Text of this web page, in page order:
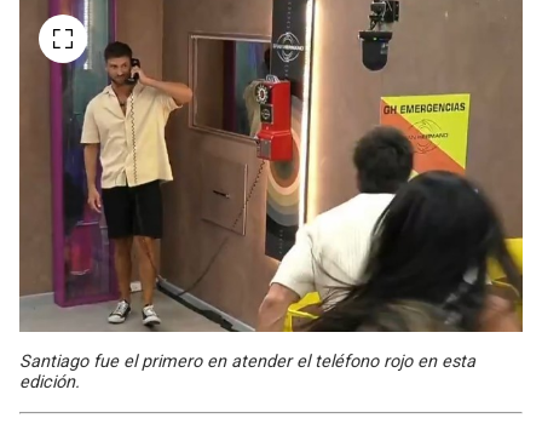
Santiago fue el primero en atender el teléfono rojo en esta
edición.